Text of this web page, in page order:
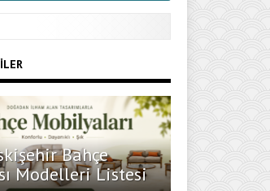
Bahçe
Modelleri Listesi